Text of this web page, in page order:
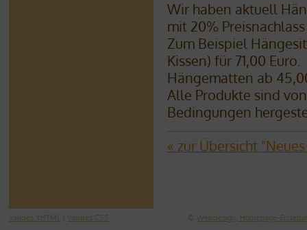
Wir haben aktuell
mit 20%
Zum Beispiel
Kissen) für 71,00 Euro.
Hängematten ab
Alle Produkte sind
Bedingungen
« zur Übersicht
valides XHTML Valides CSS © Webdesign, Homepage-